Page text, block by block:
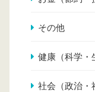
その他
健康（科学・
社会（政治・